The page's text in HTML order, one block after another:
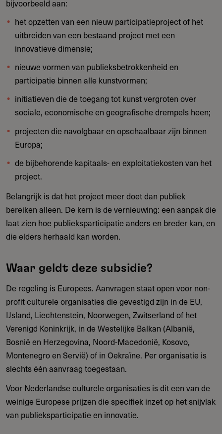
bijvoorbeeld aan:
het opzetten van een nieuw participatieproject of het
uitbreiden van een bestaand project met een
innovatieve dimensie;
nieuwe vormen van publieksbetrokkenheid en
participatie binnen alle kunstvormen;
initiatieven die de toegang tot kunst vergroten over
sociale, economische en geografische drempels heen;
projecten die navolgbaar en opschaalbaar zijn binnen
Europa;
de bijbehorende kapitaals- en exploitatiekosten van het
project.
Belangrijk is dat het project meer doet dan publiek
bereiken alleen. De kern is de vernieuwing: een aanpak die
laat zien hoe publieksparticipatie anders en breder kan, en
die elders herhaald kan worden.
Waar geldt deze subsidie?
De regeling is Europees. Aanvragen staat open voor non-
profit culturele organisaties die gevestigd zijn in de EU,
IJsland, Liechtenstein, Noorwegen, Zwitserland of het
Verenigd Koninkrijk, in de Westelijke Balkan (Albanië,
Bosnië en Herzegovina, Noord-Macedonië, Kosovo,
Montenegro en Servië) of in Oekraïne. Per organisatie is
slechts één aanvraag toegestaan.
Voor Nederlandse culturele organisaties is dit een van de
weinige Europese prijzen die specifiek inzet op het snijvlak
van publieksparticipatie en innovatie.